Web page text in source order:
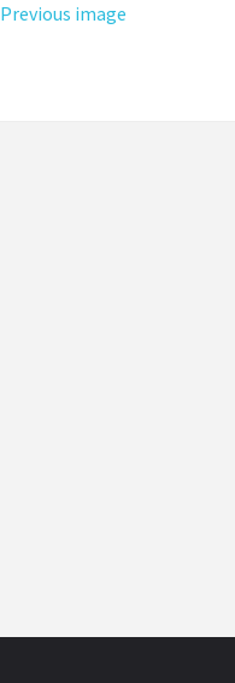
Previous image